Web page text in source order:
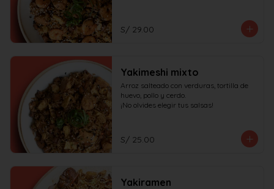
S/ 29.00
Yakimeshi mixto
Arroz salteado con verduras, tortilla de
huevo, pollo y cerdo.
¡No olvides elegir tus salsas!
S/ 25.00
Yakiramen